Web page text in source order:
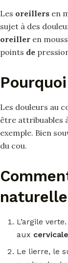
Les oreillers en
sujet à des
oreiller en
points de
Les douleurs au
être attribuables
exemple. Bien
du cou.
L’argile
aux
Le lierre, le